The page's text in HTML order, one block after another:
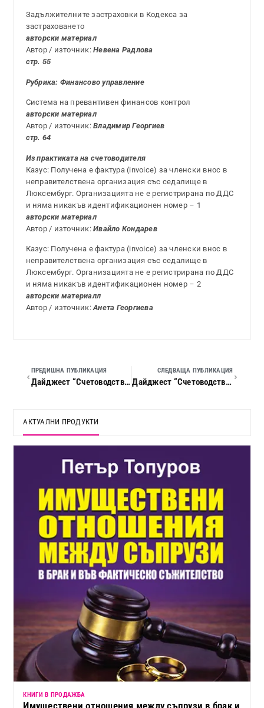
Задължителните застраховки в Кодекса за
застраховането
авторски материал
Автор / източник:Невена Радлова
стр. 55
Рубрика: Финансово управление
Система на превантивен финансов контрол
авторски материал
Автор / източник:Владимир Георгиев
стр. 64
Из практиката на счетоводителя
Казус: Получена е фактура (invoice) за членски внос в
неправителствена организация със седалище в
Люксембург. Организацията не е регистрирана по ДДС
и няма никакъв идентификационен номер – 1
авторски материал
Автор / източник:Ивайло Кондарев
Казус: Получена е фактура (invoice) за членски внос в
неправителствена организация със седалище в
Люксембург. Организацията не е регистрирана по ДДС
и няма никакъв идентификационен номер – 2
авторски материалл
Автор / източник:Анета Георгиева
ПРЕДИШНА ПУБЛИКАЦИЯ
Дайджест “Счетоводство, данъци и право”, 2015 г., кн. 01
СЛЕДВАЩА ПУБЛИКАЦИЯ
Дайджест “Счетоводство, данъци и право”, 2015 г., кн. 03
АКТУАЛНИ ПРОДУКТИ
КНИГИ В ПРОДАЖБА
Имуществени отношения между съпрузи в брак и